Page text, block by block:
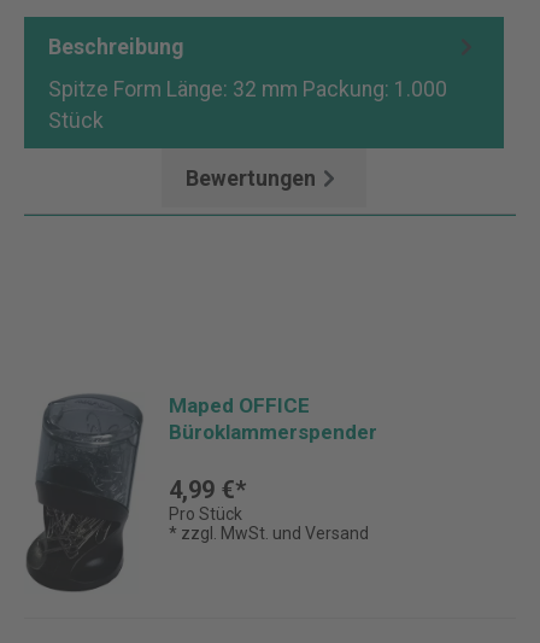
Beschreibung
Spitze Form Länge: 32 mm Packung: 1.000
Stück
Bewertungen
Maped OFFICE
Büroklammerspender
4,99 €*
Pro Stück
* zzgl. MwSt. und Versand